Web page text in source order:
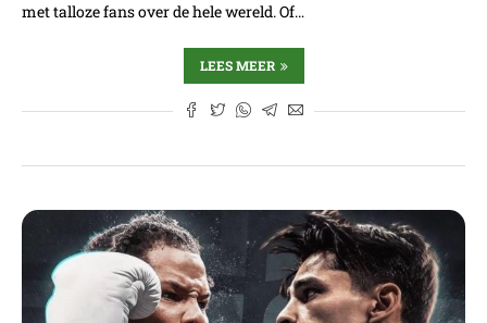
met talloze fans over de hele wereld. Of…
LEES MEER